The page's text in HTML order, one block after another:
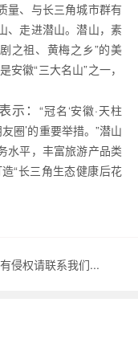
量、与长三角城市群有
、走进潜山。潜山，素
之祖、黄梅之乡”的美
徽“三大名山”之一，
示： “冠名‘安徽·天柱
圈’的重要举措。”潜山
水平，丰富旅游产品类
“长三角生态健康后花
侵权请联系我们...